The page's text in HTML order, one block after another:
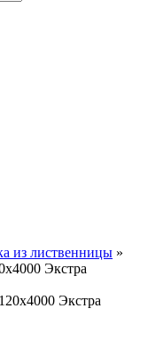
из лиственницы »
Экстра